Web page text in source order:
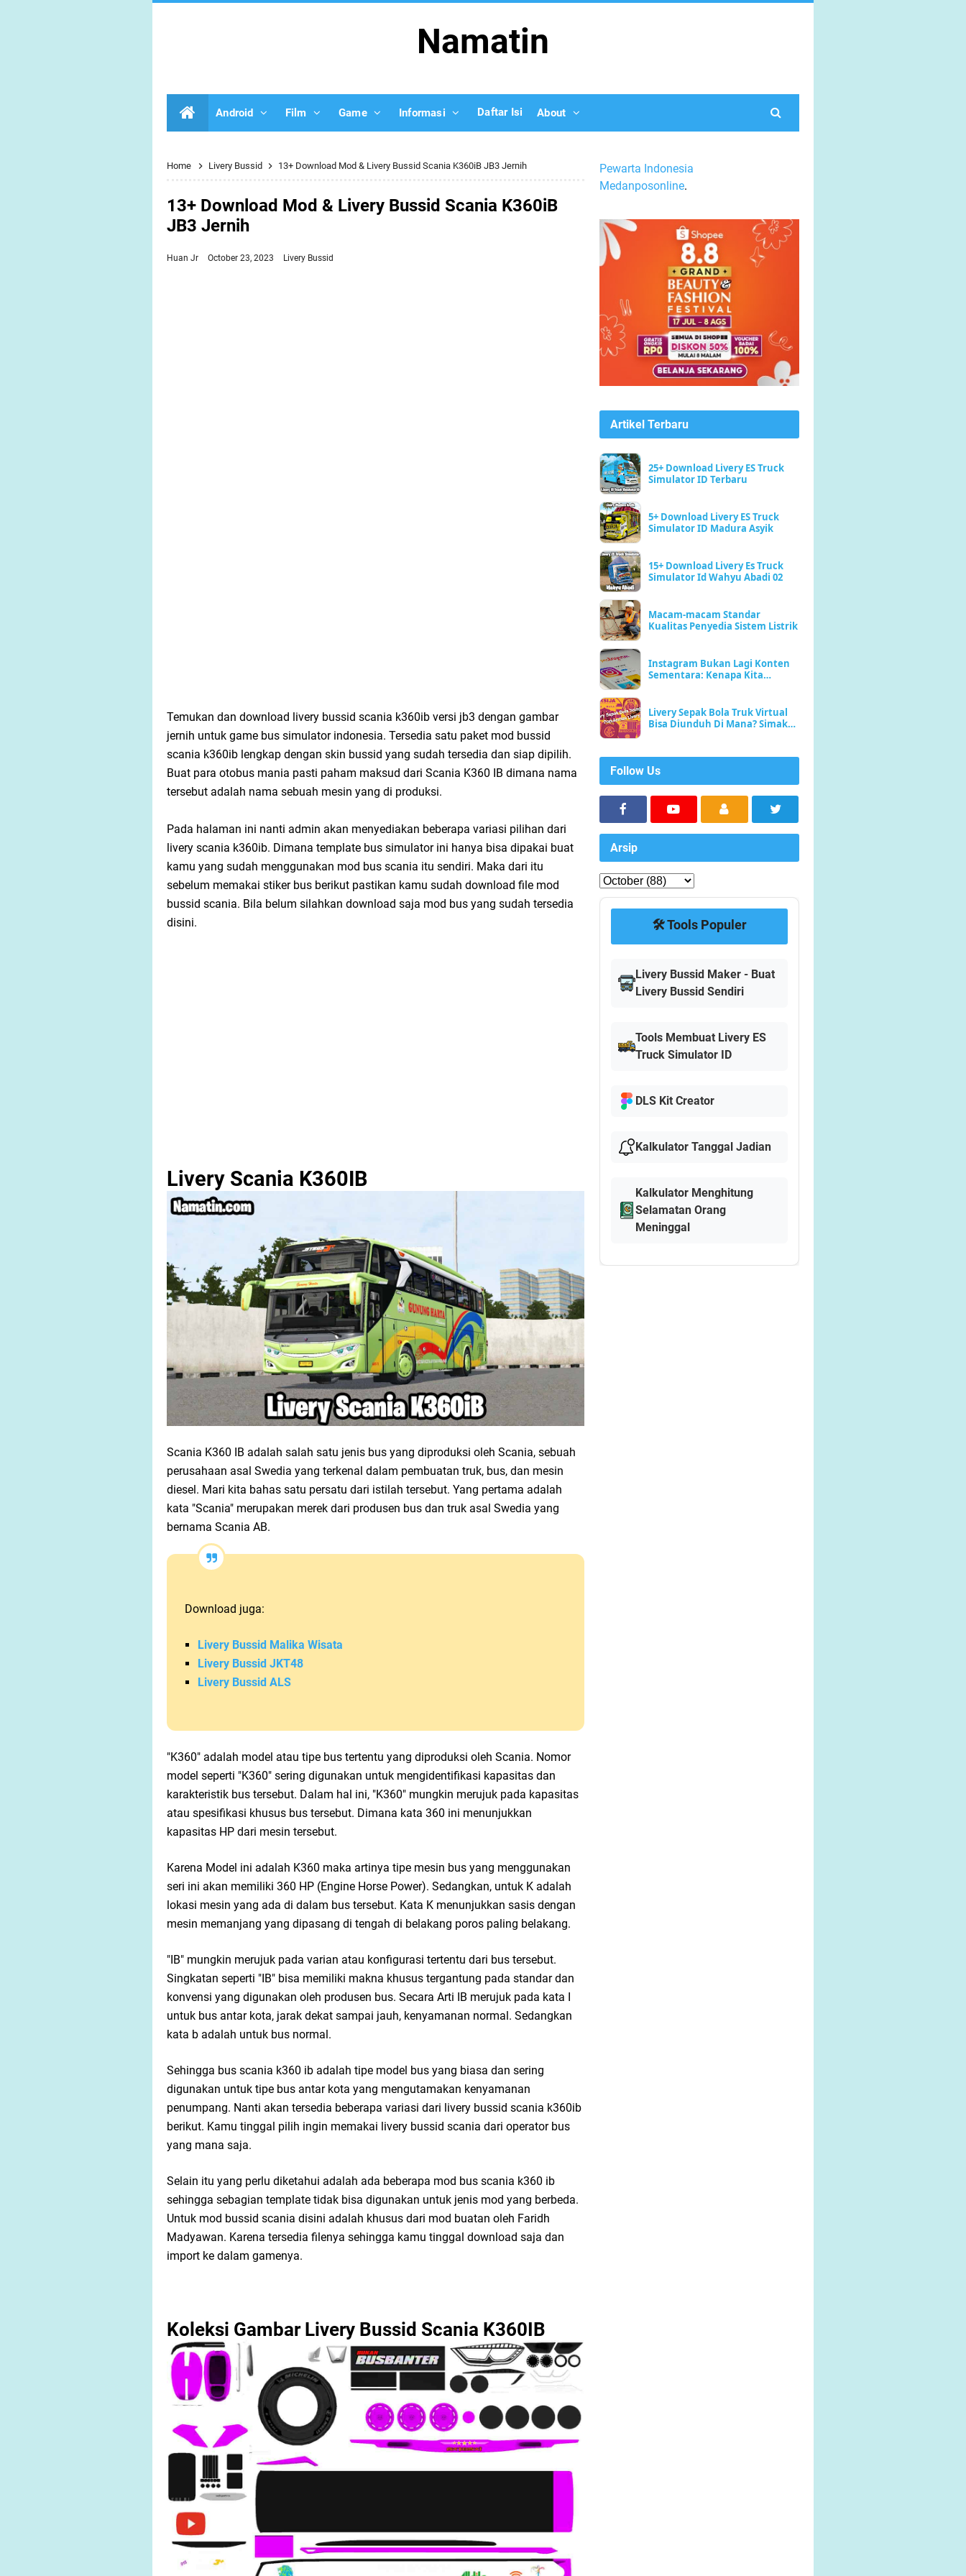
Namatin
Android Film Game Informasi Daftar Isi About
Home Livery Bussid 13+ Download Mod & Livery Bussid Scania K360iB JB3 Jernih
13+ Download Mod & Livery Bussid Scania K360iB
JB3 Jernih
Huan Jr October 23, 2023 Livery Bussid
Temukan dan download livery bussid scania k360ib versi jb3 dengan gambar
jernih untuk game bus simulator indonesia. Tersedia satu paket mod bussid
scania k360ib lengkap dengan skin bussid yang sudah tersedia dan siap dipilih.
Buat para otobus mania pasti paham maksud dari Scania K360 IB dimana nama
tersebut adalah nama sebuah mesin yang di produksi.
Pada halaman ini nanti admin akan menyediakan beberapa variasi pilihan dari
livery scania k360ib. Dimana template bus simulator ini hanya bisa dipakai buat
kamu yang sudah menggunakan mod bus scania itu sendiri. Maka dari itu
sebelum memakai stiker bus berikut pastikan kamu sudah download file mod
bussid scania. Bila belum silahkan download saja mod bus yang sudah tersedia
disini.
Livery Scania K360IB
Scania K360 IB adalah salah satu jenis bus yang diproduksi oleh Scania, sebuah
perusahaan asal Swedia yang terkenal dalam pembuatan truk, bus, dan mesin
diesel. Mari kita bahas satu persatu dari istilah tersebut. Yang pertama adalah
kata "Scania" merupakan merek dari produsen bus dan truk asal Swedia yang
bernama Scania AB.
Download juga:
Livery Bussid Malika Wisata
Livery Bussid JKT48
Livery Bussid ALS
"K360" adalah model atau tipe bus tertentu yang diproduksi oleh Scania. Nomor
model seperti "K360" sering digunakan untuk mengidentifikasi kapasitas dan
karakteristik bus tersebut. Dalam hal ini, "K360" mungkin merujuk pada kapasitas
atau spesifikasi khusus bus tersebut. Dimana kata 360 ini menunjukkan
kapasitas HP dari mesin tersebut.
Karena Model ini adalah K360 maka artinya tipe mesin bus yang menggunakan
seri ini akan memiliki 360 HP (Engine Horse Power). Sedangkan, untuk K adalah
lokasi mesin yang ada di dalam bus tersebut. Kata K menunjukkan sasis dengan
mesin memanjang yang dipasang di tengah di belakang poros paling belakang.
"IB" mungkin merujuk pada varian atau konfigurasi tertentu dari bus tersebut.
Singkatan seperti "IB" bisa memiliki makna khusus tergantung pada standar dan
konvensi yang digunakan oleh produsen bus. Secara Arti IB merujuk pada kata I
untuk bus antar kota, jarak dekat sampai jauh, kenyamanan normal. Sedangkan
kata b adalah untuk bus normal.
Sehingga bus scania k360 ib adalah tipe model bus yang biasa dan sering
digunakan untuk tipe bus antar kota yang mengutamakan kenyamanan
penumpang. Nanti akan tersedia beberapa variasi dari livery bussid scania k360ib
berikut. Kamu tinggal pilih ingin memakai livery bussid scania dari operator bus
yang mana saja.
Selain itu yang perlu diketahui adalah ada beberapa mod bus scania k360 ib
sehingga sebagian template tidak bisa digunakan untuk jenis mod yang berbeda.
Untuk mod bussid scania disini adalah khusus dari mod buatan oleh Faridh
Madyawan. Karena tersedia filenya sehingga kamu tinggal download saja dan
import ke dalam gamenya.
Koleksi Gambar Livery Bussid Scania K360IB
Pewarta Indonesia
Medanposonline.
Artikel Terbaru
25+ Download Livery ES Truck
Simulator ID Terbaru
5+ Download Livery ES Truck
Simulator ID Madura Asyik
15+ Download Livery Es Truck
Simulator Id Wahyu Abadi 02
Macam-macam Standar
Kualitas Penyedia Sistem Listrik
Instagram Bukan Lagi Konten
Sementara: Kenapa Kita
Scroll
Livery Sepak Bola Truk Virtual
Bisa Diunduh Di Mana? Simak
Follow Us
Arsip
🛠️ Tools Populer
Livery Bussid Maker - Buat
Livery Bussid Sendiri
Tools Membuat Livery ES
Truck Simulator ID
DLS Kit Creator
Kalkulator Tanggal Jadian
Kalkulator Menghitung
Selamatan Orang
Meninggal